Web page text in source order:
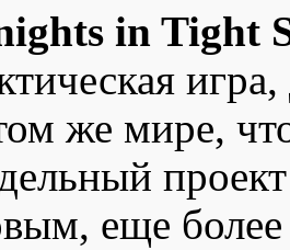
in Tight
же мире,
еще